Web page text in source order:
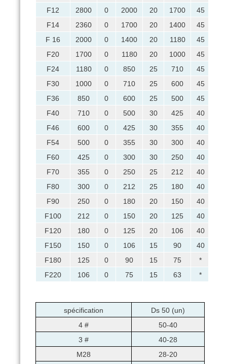
F12
2800 0 2000 20 1700 45
F14
2360 0 1700 20 1400 45
F 16
2000 0 1400 20 1180 45
F20
1700 0 1180 20 1000 45
F24
1180 0 850 25 710 45
F30
1000 0 710 25 600 45
F36
850 0 600 25 500 45
F40
710 0 500 30 425 40
F46
600 0 425 30 355 40
F54
500 0 355 30 300 40
F60
425 0 300 30 250 40
F70
355 0 250 25 212 40
F80
300 0 212 25 180 40
F90
250 0 180 20 150 40
F100
212 0 150 20 125 40
F120
180 0 125 20 106 40
F150
150 0 106 15 90 40
F180
125 0 90 15 75 *
F220
106 0 75 15 63 *
spécification
Ds 50 (un)
4 #
50-40
3 #
40-28
M28
28-20